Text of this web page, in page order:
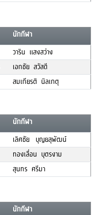
นักกีฬา
วาริน แสงสว่าง
เอกชัย สวัสดี
สมเกียรติ นิลเกตุ
นักกีฬา
เลิศชัย บุญยสุพัฒน์
ทองเลื่อน บุตรงาม
สุนทร ศรีมา
นักกีฬา